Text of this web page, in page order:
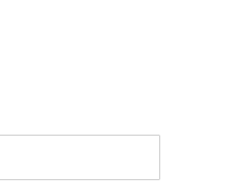
mejorar la